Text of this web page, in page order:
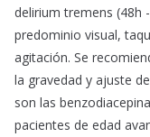
delirium tremens (48h
predominio visual,
agitación. Se
la gravedad y ajuste
son las
pacientes de edad